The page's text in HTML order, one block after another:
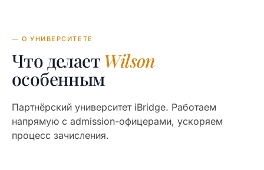
— О УНИВЕРСИТЕТЕ
Что делает Wilson
особенным
Партнёрский университет iBridge. Работаем
напрямую с admission-офицерами, ускоряем
процесс зачисления.